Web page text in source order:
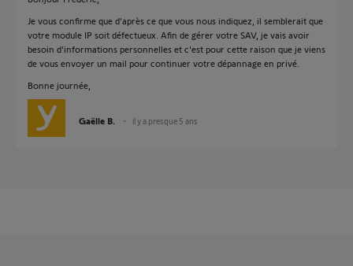
Je vous confirme que d'après ce que vous nous indiquez, il semblerait que
votre module IP soit défectueux. Afin de gérer votre SAV, je vais avoir
besoin d'informations personnelles et c'est pour cette raison que je viens
de vous envoyer un mail pour continuer votre dépannage en privé.
Bonne journée,
Gaëlle B. il y a presque 5 ans